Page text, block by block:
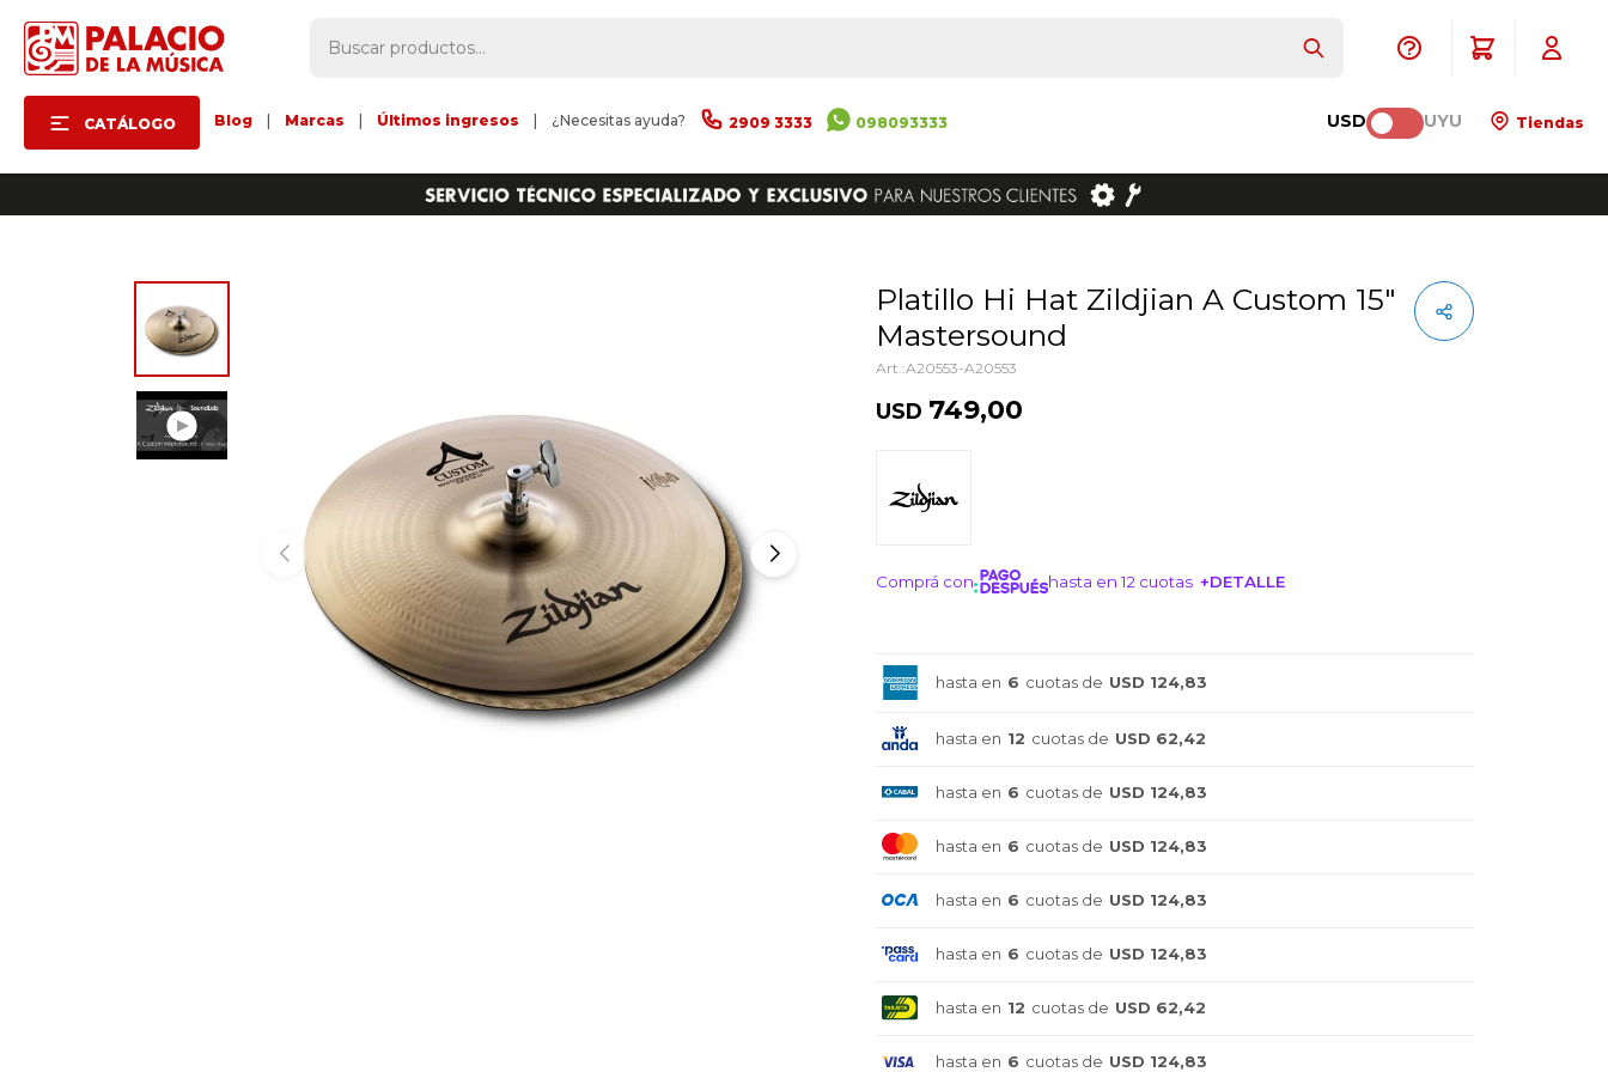
CATÁLOGO Blog Marcas Últimos ingresos ¿Necesitas ayuda? 2909 3333 098093333 USD UYU Tiendas
Platillo Hi Hat Zildjian A Custom 15"
Mastersound
A20553-A20553
USD 749,00
Comprá con hasta en 12 cuotas +DETALLE
hasta en 6 cuotas de USD 124,83
hasta en 12 cuotas de USD 62,42
hasta en 6 cuotas de USD 124,83
hasta en 6 cuotas de USD 124,83
hasta en 6 cuotas de USD 124,83
hasta en 6 cuotas de USD 124,83
hasta en 12 cuotas de USD 62,42
hasta en 6 cuotas de USD 124,83